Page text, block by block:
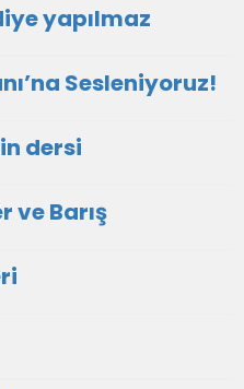
yapılmaz
Sesleniyoruz!
dersi
ve Barış